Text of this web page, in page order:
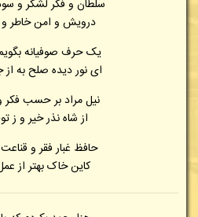
سلطان و فکر لشکر و
درویش و امن خاطر و
یک حرف صوفیانه
ای نور دیده صلح به
نیل مراد بر حسب
از شاه نذر خیر و ز
حافظ غبار فقر و
کاین خاک بهتر از